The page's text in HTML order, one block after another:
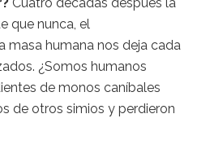
Cuatro décadas después la
que nunca, el
masa humana nos deja cada
¿Somos humanos
de monos caníbales
de otros simios y perdieron